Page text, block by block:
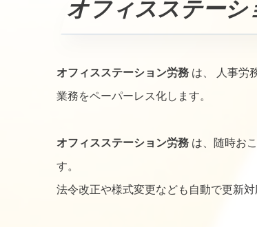
オフィスステーシ
オフィスステーション労務 は、 人事労
業務をペーパーレス化します。
オフィスステーション労務 は、随時お
す。
法令改正や様式変更なども自動で更新対